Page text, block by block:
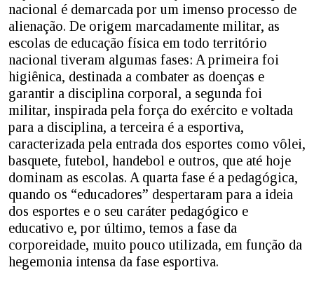
nacional é demarcada por um imenso processo de
alienação. De origem marcadamente militar, as
escolas de educação física em todo território
nacional tiveram algumas fases: A primeira foi
higiênica, destinada a combater as doenças e
garantir a disciplina corporal, a segunda foi
militar, inspirada pela força do exército e voltada
para a disciplina, a terceira é a esportiva,
caracterizada pela entrada dos esportes como vôlei,
basquete, futebol, handebol e outros, que até hoje
dominam as escolas. A quarta fase é a pedagógica,
quando os “educadores” despertaram para a ideia
dos esportes e o seu caráter pedagógico e
educativo e, por último, temos a fase da
corporeidade, muito pouco utilizada, em função da
hegemonia intensa da fase esportiva.